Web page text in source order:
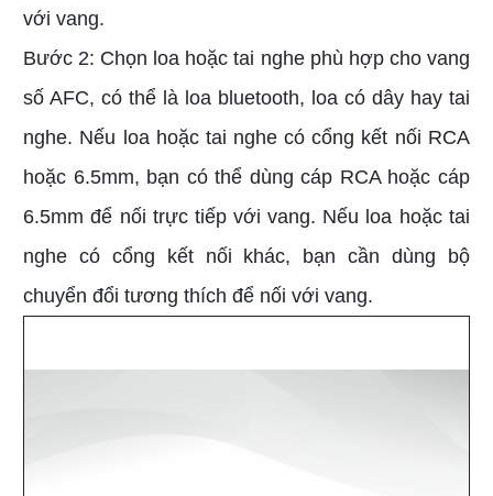
với vang.
Bước 2: Chọn loa hoặc tai nghe phù hợp cho vang
số AFC, có thể là loa bluetooth, loa có dây hay tai
nghe. Nếu loa hoặc tai nghe có cổng kết nối RCA
hoặc 6.5mm, bạn có thể dùng cáp RCA hoặc cáp
6.5mm để nối trực tiếp với vang. Nếu loa hoặc tai
nghe có cổng kết nối khác, bạn cần dùng bộ
chuyển đổi tương thích để nối với vang.